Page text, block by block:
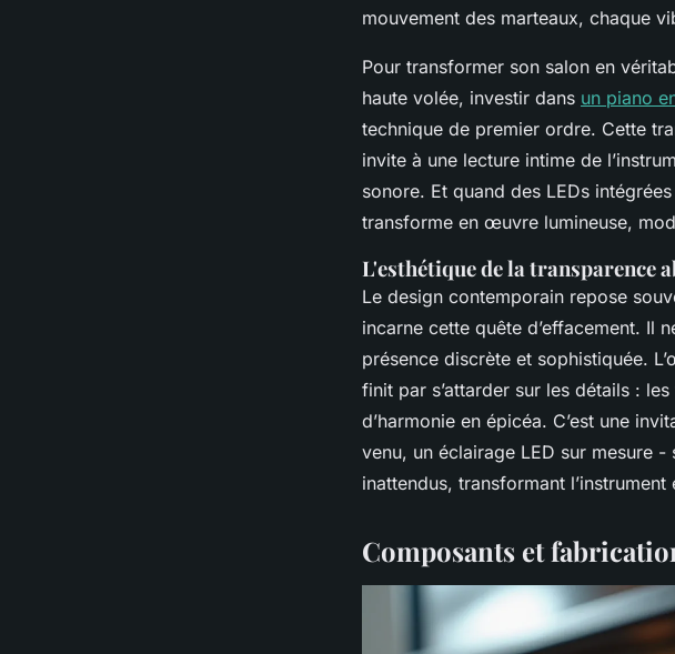
mouvement des marteaux, chaque
Pour transformer son salon en
haute volée, investir dans un piano
technique de premier ordre. Cette
invite à une lecture intime de
sonore. Et quand des LEDs
transforme en œuvre lumineuse,
L'esthétique de la transparence
Le design contemporain repose
incarne cette quête d’effacement. Il
présence discrète et sophistiquée.
finit par s’attarder sur les détails :
d’harmonie en épicéa. C’est une
venu, un éclairage LED sur mesure
inattendus, transformant l’instrument
Composants et